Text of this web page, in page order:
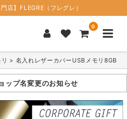
店】FLEGRE（フレグレ）
0
名入れレザーカバーUSBメモリ8GB
ップ名変更のお知らせ